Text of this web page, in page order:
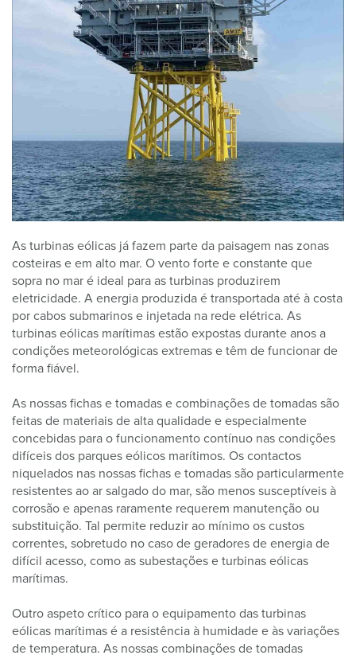
As turbinas eólicas já fazem parte da paisagem nas zonas
costeiras e em alto mar. O vento forte e constante que
sopra no mar é ideal para as turbinas produzirem
eletricidade. A energia produzida é transportada até à costa
por cabos submarinos e injetada na rede elétrica. As
turbinas eólicas marítimas estão expostas durante anos a
condições meteorológicas extremas e têm de funcionar de
forma fiável.
As nossas fichas e tomadas e combinações de tomadas são
feitas de materiais de alta qualidade e especialmente
concebidas para o funcionamento contínuo nas condições
difíceis dos parques eólicos marítimos. Os contactos
niquelados nas nossas fichas e tomadas são particularmente
resistentes ao ar salgado do mar, são menos susceptíveis à
corrosão e apenas raramente requerem manutenção ou
substituição. Tal permite reduzir ao mínimo os custos
correntes, sobretudo no caso de geradores de energia de
difícil acesso, como as subestações e turbinas eólicas
marítimas.
Outro aspeto crítico para o equipamento das turbinas
eólicas marítimas é a resistência à humidade e às variações
de temperatura. As nossas combinações de tomadas